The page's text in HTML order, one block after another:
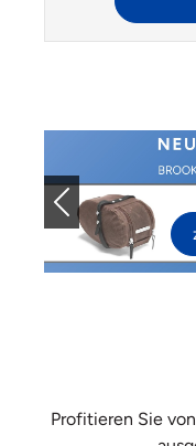
Previous
Profitieren Sie